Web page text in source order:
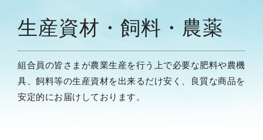
生産資材・飼料・農薬
組合員の皆さまが農業生産を行う上で必要な肥料や農機
具、飼料等の生産資材を出来るだけ安く、良質な商品を
安定的にお届けしております。